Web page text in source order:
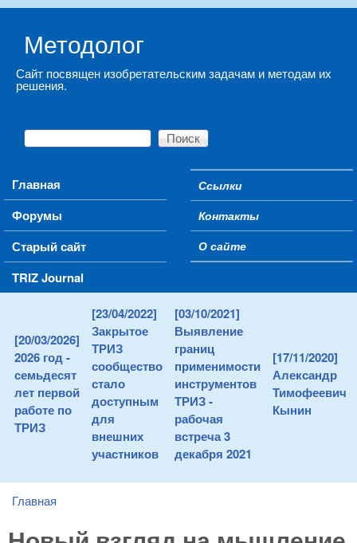
Методолог
Сайт посвящен изобретательским задачам и методам их
решения.
Форма поиска
Поиск
Main menu
Главная
Форумы
Старый сайт
TRIZ Journal
Secondary menu
Ссылки
Контакты
О сайте
[20/03/2026]
2026 год -
семьдесят
лет первой
работе по
ТРИЗ
[23/04/2022]
Закрытое
ТРИЗ
сообщество
стало
доступным
для
внешних
участников
[03/10/2021]
Выявление
границ
применимости
инструментов
ТРИЗ -
рабочая
встреча 3
декабря 2021
[17/11/2020]
Александр
Тимофеевич
Кынин
You are here
Главная